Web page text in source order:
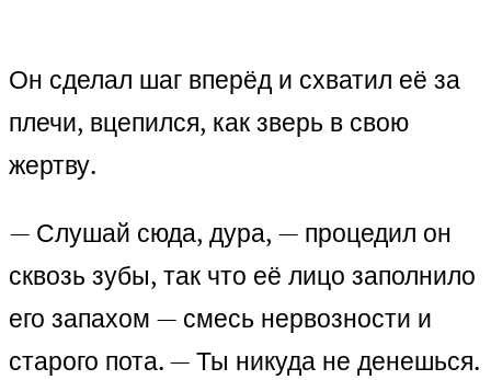
Он сделал шаг вперёд и схватил её за
плечи, вцепился, как зверь в свою
жертву.
— Слушай сюда, дура, — процедил он
сквозь зубы, так что её лицо заполнило
его запахом — смесь нервозности и
старого пота. — Ты никуда не денешься.